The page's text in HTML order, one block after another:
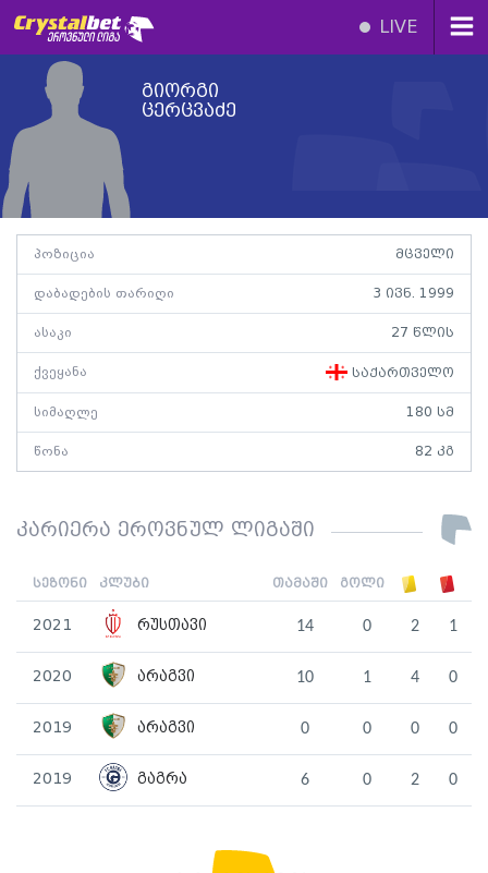
LIVE
გიორგი
ცერცვაძე
პოზიცია მცველი
დაბადების თარიღი 3 ივნ. 1999
ასაკი 27 წლის
ქვეყანა საქართველო
სიმაღლე 180 სმ
წონა 82 კგ
კარიერა ეროვნულ ლიგაში
სეზონი კლუბი თამაში გოლი
2021 რუსთავი 14 0 2 1
2020 არაგვი 10 1 4 0
2019 არაგვი 0 0 0 0
2019 გაგრა 6 0 2 0